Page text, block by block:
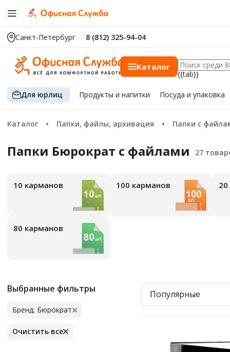
Санкт-Петербург 8 (812) 325-94-04
Каталог
{{tab}}
Для юрлиц Продуктыи напитки Посуда и упаковка
Каталог Папки, файлы, архивация Папки с
Папки Бюрократ с файлами
10 карманов 100 карманов
80 карманов
Выбранные фильтры
Бренд: Бюрократ
Очистить все
Популярные